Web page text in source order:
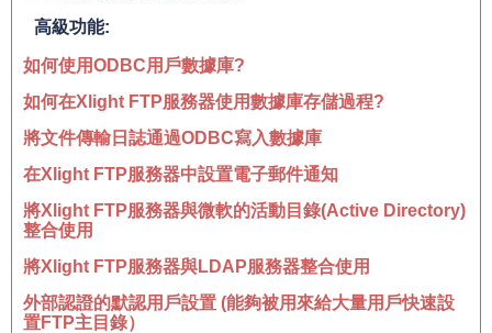
高級功能:
如何使用ODBC用戶數據庫?
如何在Xlight FTP服務器使用數據庫存儲過程?
將文件傳輸日誌通過ODBC寫入數據庫
在Xlight FTP服務器中設置電子郵件通知
將Xlight FTP服務器與微軟的活動目錄(Active Directory)
整合使用
將Xlight FTP服務器與LDAP服務器整合使用
外部認證的默認用戶設置 (能夠被用來給大量用戶快速設
置FTP主目錄）